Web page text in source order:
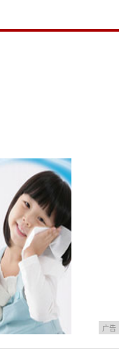
广告